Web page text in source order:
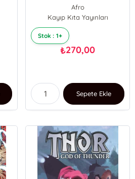
Afro
Kayıp Kıta Yayınları
Stok : 1+
₺270,00
Sepete Ekle